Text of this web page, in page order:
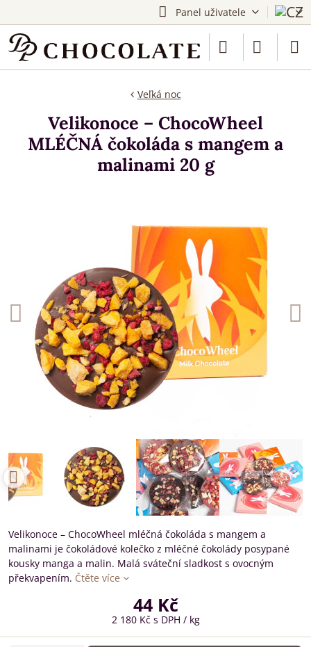
Panel uživatele
Veľká noc
Velikonoce – ChocoWheel
MLÉČNÁ čokoláda s mangem a
malinami 20 g
Velikonoce – ChocoWheel mléčná čokoláda s mangem a
malinami je čokoládové kolečko z mléčné čokolády posypané
kousky manga a malin. Malá sváteční sladkost s ovocným
překvapením. Čtěte více
44 Kč
2 180 Kč s DPH / kg